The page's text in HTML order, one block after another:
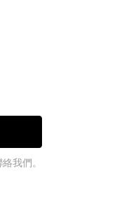
我們。